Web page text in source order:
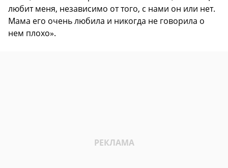
любит меня, независимо от того, с нами он или нет.
Мама его очень любила и никогда не говорила о
нем плохо».